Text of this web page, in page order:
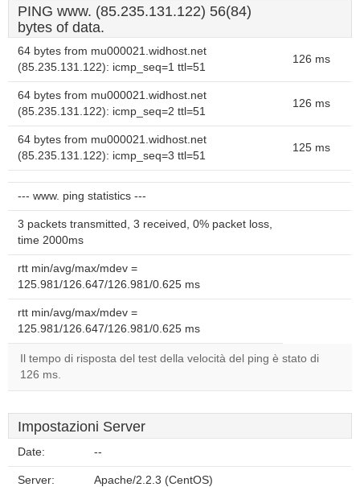
PING www. (85.235.131.122) 56(84)
bytes of data.
64 bytes from mu000021.widhost.net
(85.235.131.122): icmp_seq=1 ttl=51
126 ms
64 bytes from mu000021.widhost.net
(85.235.131.122): icmp_seq=2 ttl=51
126 ms
64 bytes from mu000021.widhost.net
(85.235.131.122): icmp_seq=3 ttl=51
125 ms
--- www. ping statistics ---
3 packets transmitted, 3 received, 0% packet loss,
time 2000ms
rtt min/avg/max/mdev =
125.981/126.647/126.981/0.625 ms
rtt min/avg/max/mdev =
125.981/126.647/126.981/0.625 ms
Il tempo di risposta del test della velocità del ping è stato di
126 ms.
Impostazioni Server
Date: --
Server: Apache/2.2.3 (CentOS)